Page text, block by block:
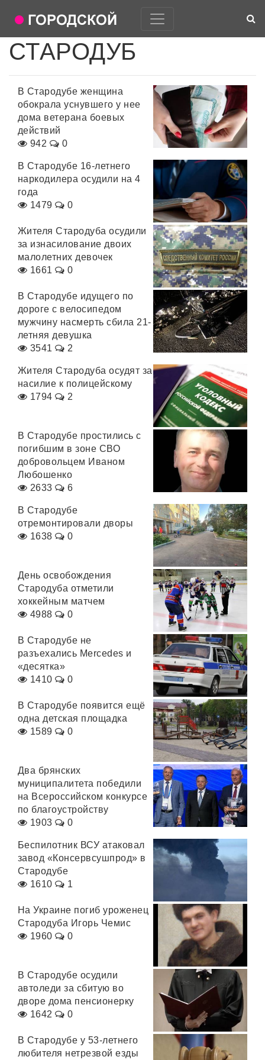
СТАРОДУБ
В Стародубе женщина
обокрала уснувшего у нее
дома ветерана боевых
действий
942
0
В Стародубе 16-летнего
наркодилера осудили на 4
года
1479
0
Жителя Стародуба осудили
за изнасилование двоих
малолетних девочек
1661
0
В Стародубе идущего по
дороге с велосипедом
мужчину насмерть сбила 21-
летняя девушка
3541
2
Жителя Стародуба осудят за
насилие к полицейскому
1794
2
В Стародубе простились c
погибшим в зоне СВО
добровольцем Иваном
Любошенко
2633
6
В Стародубе
отремонтировали дворы
1638
0
День освобождения
Стародуба отметили
хоккейным матчем
4988
0
В Стародубе не
разъехались Mercedes и
«десятка»
1410
0
В Стародубе появится ещё
одна детская площадка
1589
0
Два брянских
муниципалитета победили
на Всероссийском конкурсе
по благоустройству
1903
0
Беспилотник ВСУ атаковал
завод «Консервсушпрод» в
Стародубе
1610
1
На Украине погиб уроженец
Стародуба Игорь Чемис
1960
0
В Стародубе осудили
автоледи за сбитую во
дворе дома пенсионерку
1642
0
В Стародубе у 53-летнего
любителя нетрезвой езды